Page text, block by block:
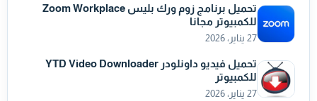
تحميل برنامج زوم ورك بليس Zoom Workplace
للكمبيوتر مجانا
27 يناير، 2026
تحميل فيديو داونلودر YTD Video Downloader
للكمبيوتر
27 يناير، 2026